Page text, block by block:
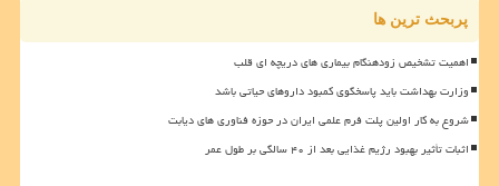
پربحث ترین ها
اهمیت تشخیص زودهنگام بیماری های دریچه ای قلب
وزارت بهداشت باید پاسخگوی کمبود داروهای حیاتی باشد
شروع به کار اولین پلت فرم علمی ایران در حوزه فناوری های دیابت
اثبات تأثیر بهبود رژیم غذایی بعد از ۴۰ سالگی بر طول عمر